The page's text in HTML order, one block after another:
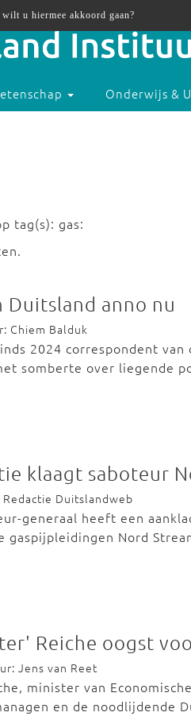
Onderwijs &
tag(s): gas:
Duitsland anno nu
Chiem Balduk
2024 correspondent
somberte over liegende
klaagt saboteur
Duitslandweb
generaal heeft een
gaspijpleidingen Nord
Reiche oogst
Jens van Reet
minister van
en de noodlijdende
u hiermee akkoord gaan?